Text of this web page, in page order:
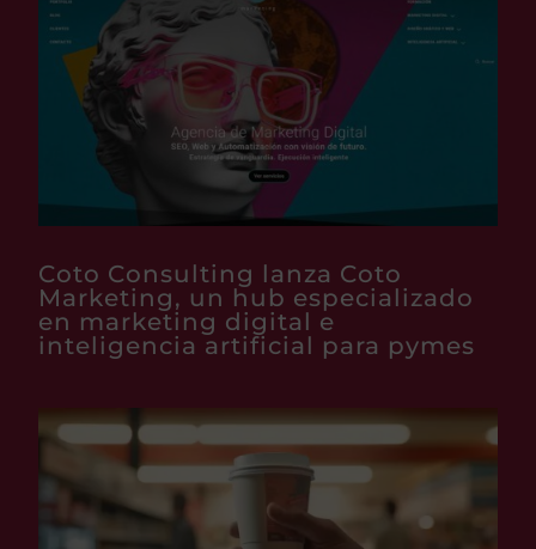
Coto Consulting lanza Coto
Marketing, un hub especializado
en marketing digital e
inteligencia artificial para pymes